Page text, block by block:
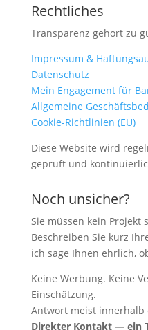
Rechtliches
Transparenz gehört zu
Impressum &
Datenschutz
Mein Engagement für
Allgemeine
Cookie-Richtlinien (EU)
Diese Website wird
geprüft und
Noch unsicher?
Sie müssen kein Projekt
Beschreiben Sie kurz
ich sage Ihnen ehrlich,
Keine Werbung. Keine
Einschätzung.
Antwort meist innerhalb
Direkter Kontakt — ein